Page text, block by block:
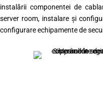
instalării componentei de
server room, instalare și
configurare echipamente de